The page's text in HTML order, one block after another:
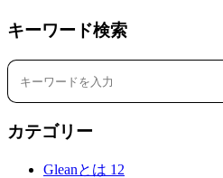
キーワード検索
カテゴリー
Gleanとは 12